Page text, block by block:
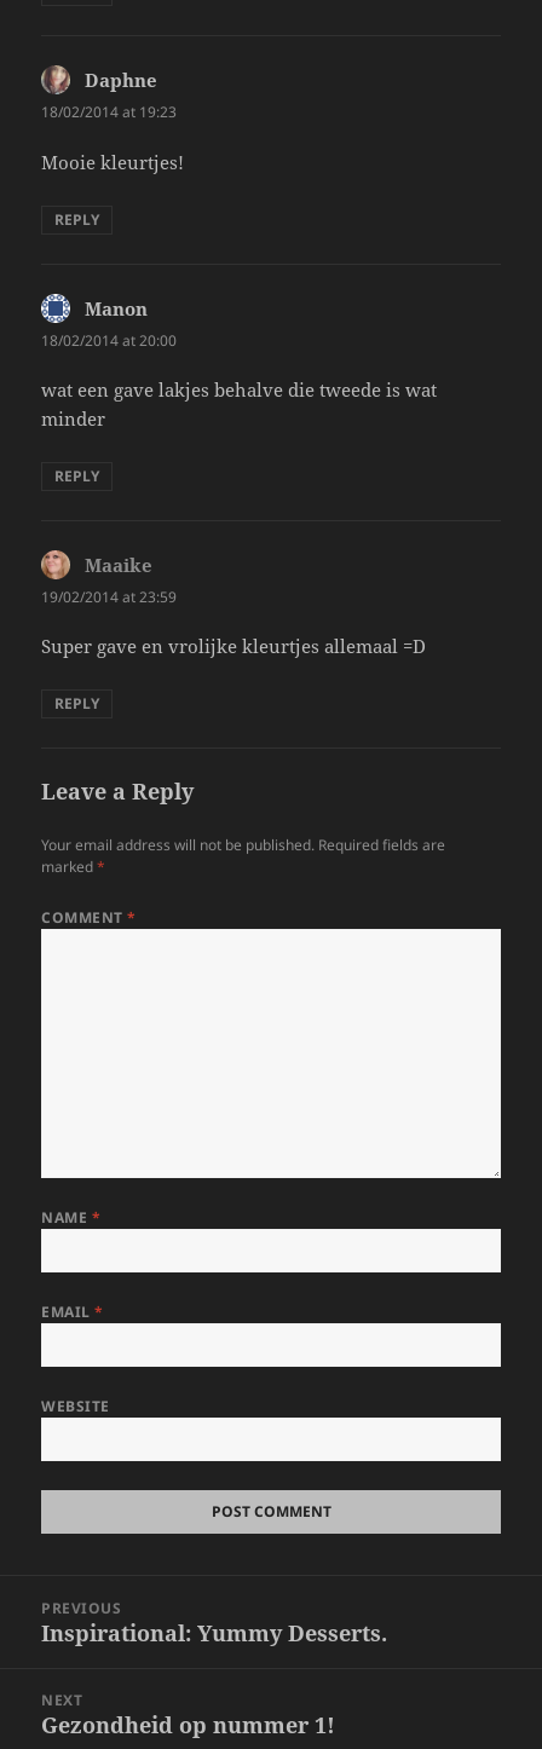
Daphne
18/02/2014 at 19:23
Mooie kleurtjes!
REPLY
Manon
18/02/2014 at 20:00
wat een gave lakjes behalve die tweede is wat
minder
REPLY
Maaike
19/02/2014 at 23:59
Super gave en vrolijke kleurtjes allemaal =D
REPLY
Leave a Reply
Your email address will not be published. Required fields are
marked*
COMMENT*
NAME *
EMAIL*
WEBSITE
navigation
PREVIOUS
Previous
Inspirational: Yummy Desserts.
NEXT
Next
Gezondheid op nummer 1!